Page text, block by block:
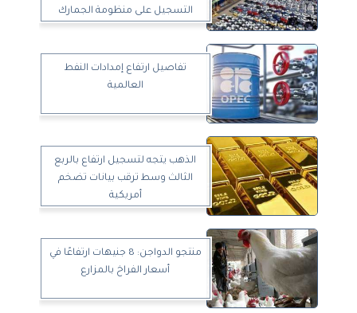
التسجيل على منظومة الجمارك
تفاصيل ارتفاع إمدادات النفط
العالمية
الذهب يتجه لتسجيل ارتفاع بالربع
الثالث وسط ترقب بيانات تضخم
أمريكية
منتجو الدواجن: 8 جنيهات ارتفاعًا في
أسعار الفراخ بالمزارع